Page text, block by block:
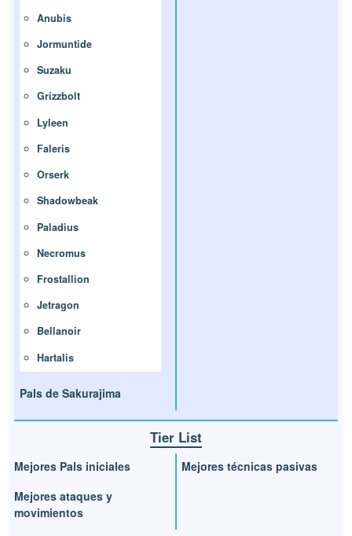
Anubis
Jormuntide
Suzaku
Grizzbolt
Lyleen
Faleris
Orserk
Shadowbeak
Paladius
Necromus
Frostallion
Jetragon
Bellanoir
Hartalis
Pals de Sakurajima
Tier List
Mejores Pals iniciales
Mejores ataques y
movimientos
Mejores técnicas pasivas